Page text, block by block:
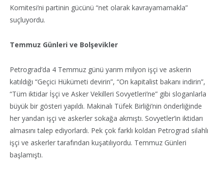
Komitesi’ni partinin gücünü “net olarak kavrayamamakla”
suçluyordu.
Temmuz Günleri ve Bolşevikler
Petrograd’da 4 Temmuz günü yarım milyon işçi ve askerin
katıldığı “Geçici Hükümeti devirin”, “On kapitalist bakanı indirin”,
“Tüm iktidar İşçi ve Asker Vekilleri Sovyetleri’ne” gibi sloganlarla
büyük bir gösteri yapıldı. Makinalı Tüfek Birliği’nin önderliğinde
her yandan işçi ve askerler sokağa akmıştı. Sovyetler’in iktidarı
almasını talep ediyorlardı. Pek çok farklı koldan Petrograd silahlı
işçi ve askerler tarafından kuşatılıyordu. Temmuz Günleri
başlamıştı.